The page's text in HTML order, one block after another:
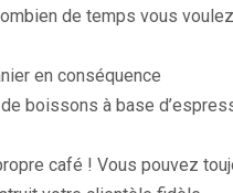
de temps vous
en conséquence
boissons à base
café ! Vous pouvez